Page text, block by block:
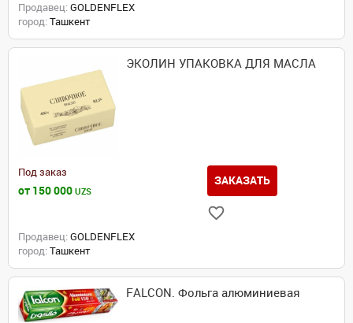
Продавец: GOLDENFLEX
город: Ташкент
ЭКОЛИН УПАКОВКА ДЛЯ МАСЛА
Под заказ
от 150 000 UZS
ЗАКАЗАТЬ
Продавец: GOLDENFLEX
город: Ташкент
FALCON. Фольга алюминиевая